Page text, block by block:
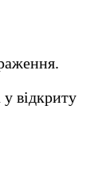
відкриту